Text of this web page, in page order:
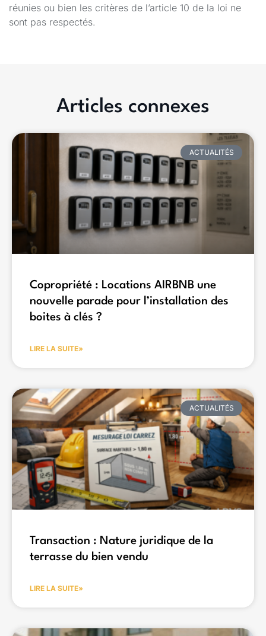
réunies ou bien les critères de l’article 10 de la loi ne
sont pas respectés.
Articles connexes
ACTUALITÉS
Copropriété : Locations AIRBNB une
nouvelle parade pour l’installation des
boites à clés ?
LIRE LA SUITE»
ACTUALITÉS
Transaction : Nature juridique de la
terrasse du bien vendu
LIRE LA SUITE»